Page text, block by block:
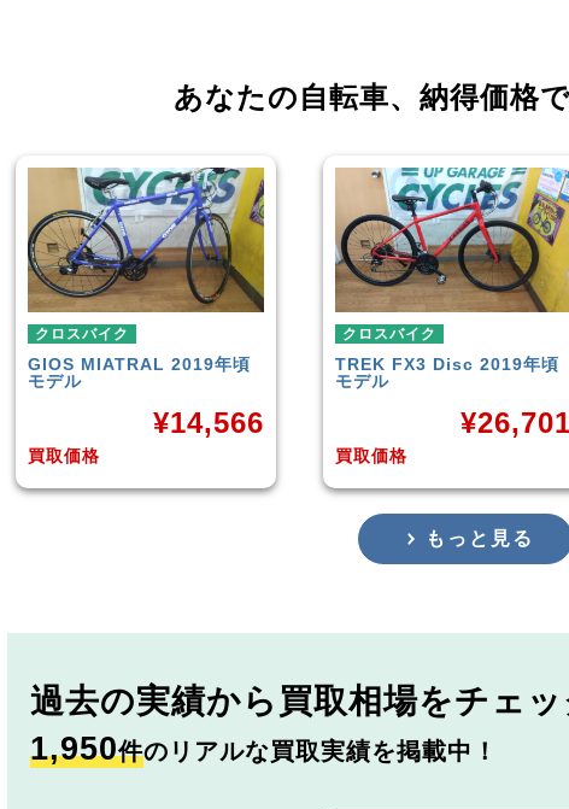
あなたの自転車、 納得価格
クロスバイク
TREKFX3 Disc 2019年頃
モデル
買取価格
¥26,701
クロスバイク
イオンバイクモーメンタム
買取価格
¥
もっと見る
過去の実績から 買取相場をチェ
1,950件のリアルな買取実績を掲載中！